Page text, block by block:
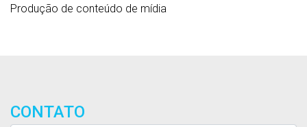
Produção de conteúdo de mídia
CONTATO